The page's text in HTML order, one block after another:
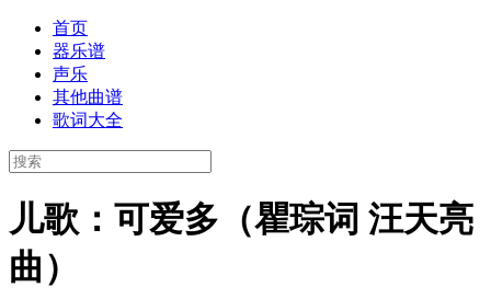
首页
器乐谱
声乐
其他曲谱
歌词大全
儿歌：可爱多（瞿琮词 汪天亮
曲）